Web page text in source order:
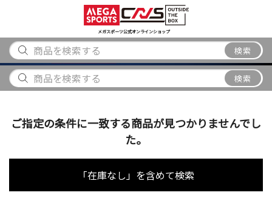
メガスポーツ公式オンラインショップ
検索
アウトドア
から探す
ブランド
から探す
検索
ご指定の条件に一致する商品が見つかりませんでし
た。
「在庫なし」を含めて検索